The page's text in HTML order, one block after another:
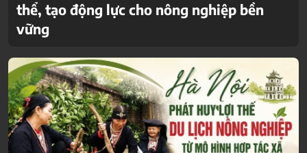
thể, tạo động lực cho nông nghiệp bền
vững